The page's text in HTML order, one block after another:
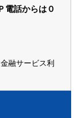
電話からは０
融サービス利